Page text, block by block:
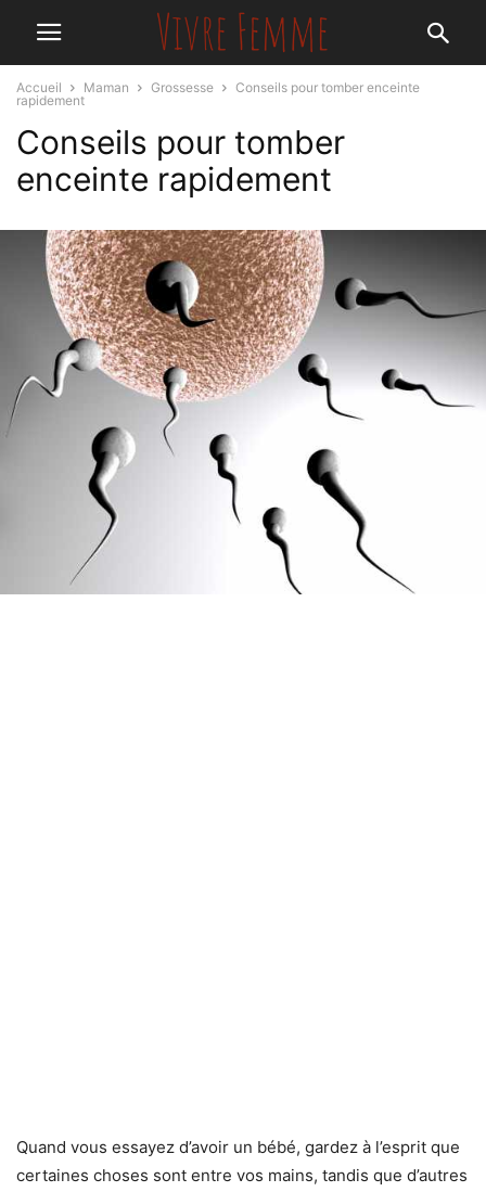
Accueil Maman Grossesse
Conseils pour tomber enceinte
rapidement
Conseils pour tomber
enceinte rapidement
Quand vous essayez d’avoir un bébé, gardez à l’esprit que
certaines choses sont entre vos mains, tandis que d’autres